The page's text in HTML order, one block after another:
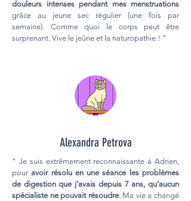
douleurs intenses pendant mes menstruations
grâce au jeune sec régulier (une fois par
semaine). Comme quoi le corps peut être
surprenant. Vive le jeûne et la naturopathie ! "
Alexandra Petrova
" Je suis extrêmement reconnaissante à Adrien,
pouravoir résolu en une séance les problèmes
de digestion que j’avais depuis 7 ans, qu’aucun
spécialiste ne pouvait résoudre. Ma vie a changé